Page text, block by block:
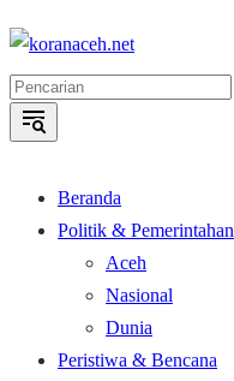
Langsung
konten
Beranda
Politik & Pemerintahan
Aceh
Nasional
Dunia
Peristiwa & Bencana